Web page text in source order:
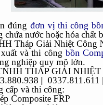
đúng đơn vị thi công
chứa nước hoặc hóa chất
Tháp Giải Nhiệt Công
và thi công bồn
nghiệp quy mô lớn.
THÁP GIẢI
| 0337.811.611
cấp và thi công:
Composite FRP